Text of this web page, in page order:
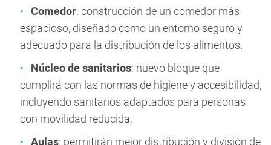
Comedor: construcción de un comedor más
espacioso, diseñado como un entorno seguro y
adecuado para la distribución de los alimentos.
Núcleo de sanitarios: nuevo bloque que
cumplirá con las normas de higiene y accesibilidad,
incluyendo sanitarios adaptados para personas
con movilidad reducida.
Aulas: permitirán mejor distribución y división de